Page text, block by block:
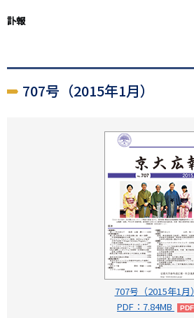
訃報
707号（2015年1月）
707号（2015年1月）
PDF：7.84MB